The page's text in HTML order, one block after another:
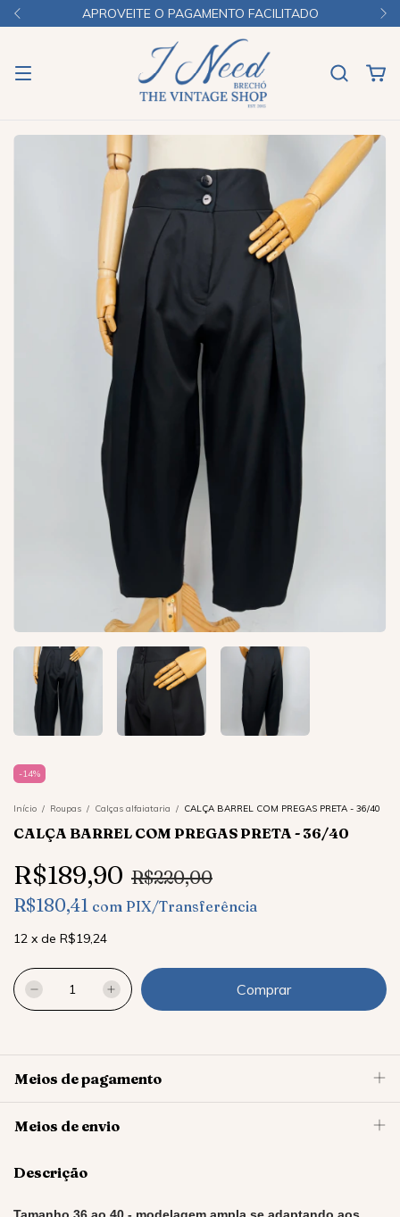
APROVEITE O PAGAMENTO FACILITADO
-14%
Início / Roupas / Calças alfaiataria / CALÇA BARREL COM PREGAS PRETA - 36/40
CALÇA BARREL COM PREGAS PRETA - 36/40
R$189,90 R$220,00
R$180,41 com PIX/Transferência
12 x de R$19,24
Meios de pagamento
Meios de envio
Descrição